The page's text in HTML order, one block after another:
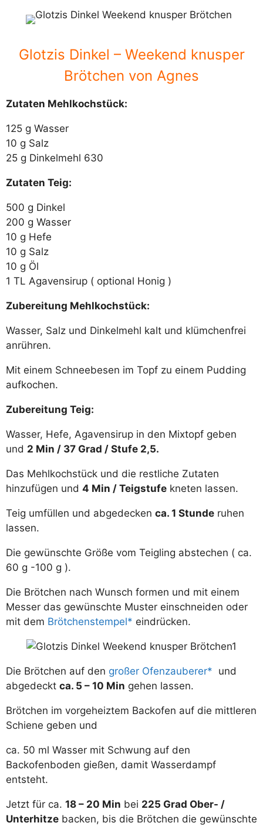
Glotzis Dinkel – Weekend knusper
Brötchen von Agnes
Zutaten Mehlkochstück:
125 g Wasser
10 g Salz
25 g Dinkelmehl 630
Zutaten Teig:
500 g Dinkel
200 g Wasser
10 g Hefe
10 g Salz
10 g Öl
1 TL Agavensirup ( optional Honig )
Zubereitung Mehlkochstück:
Wasser, Salz und Dinkelmehl kalt und klümchenfrei
anrühren.
Mit einem Schneebesen im Topf zu einem Pudding
aufkochen.
Zubereitung Teig:
Wasser, Hefe, Agavensirup in den Mixtopf geben
und 2 Min / 37 Grad / Stufe 2,5.
Das Mehlkochstück und die restliche Zutaten
hinzufügen und 4 Min / Teigstufe kneten lassen.
Teig umfüllen und abgedecken ca. 1 Stunde ruhen
lassen.
Die gewünschte Größe vom Teigling abstechen ( ca.
60 g -100 g ).
Die Brötchen nach Wunsch formen und mit einem
Messer das gewünschte Muster einschneiden oder
mit dem Brötchenstempel eindrücken.
Die Brötchen auf den großer Ofenzauberer
und
abgedeckt ca. 5 – 10 Min gehen lassen.
Brötchen im vorgeheiztem Backofen auf die mittleren
Schiene geben und
ca. 50 ml Wasser mit Schwung auf den
Backofenboden gießen, damit Wasserdampf
entsteht.
Jetzt für ca. 18 – 20 Min bei 225 Grad Ober- /
Unterhitze backen, bis die Brötchen die gewünschte